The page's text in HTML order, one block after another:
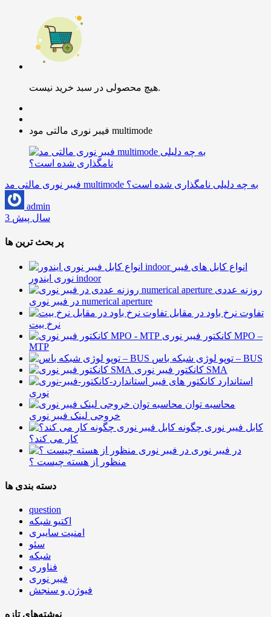
هیچ محصولی در سبد خرید نیست.
فیبر نوری مالتی مود multimode
فیبر نوری مالتی مد multimode به چه دلیلی نامگذاری شده است؟
admin
3 سال پیش
پر بحث ترین ها
انواع کابل های فیبر
نوری ایندور indoor
روزنه عددی
در فیبر نوری numerical aperture
تفاوت نرخ باود در مقابل
نرخ بیت
کانکتور فیبر نوری MPO –
MTP
توپو لوژی شبکه باس – BUS
کانکتور فیبر نوری SMA
استاندارد کانکتور های فیبر
نوری
محاسبه توان
خروجی لینک فیبر نوری
کابل فیبر نوری چگونه
کار می کند؟
در فیبر نوری
منظور از هسته چیست ؟
دسته بندی ها
question
اکتیو شبکه
امنیت سایبری
سئو
شبکه
فناوری
فیبر نوری
فیوژن و سنجش
نوشته‌های تازه